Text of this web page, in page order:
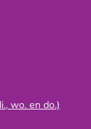
wo. en do.)